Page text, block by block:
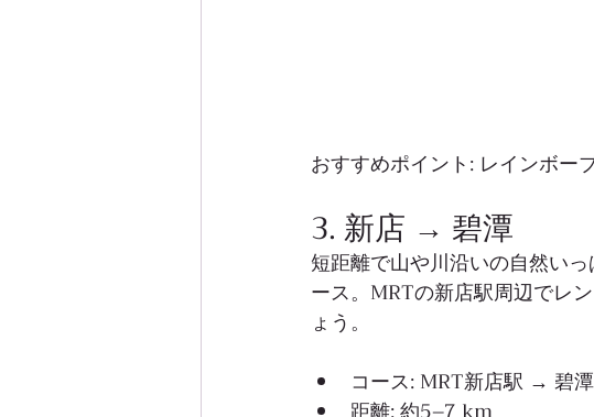
おすすめポイント: レインボ
3. 新店 → 碧潭
短距離で山や川沿いの自然い
ース。MRTの新店駅周辺でレ
ょう。
コース: MRT新店駅 → 碧潭